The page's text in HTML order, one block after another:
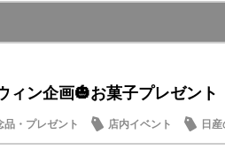
ィン企画🎃お菓子プレゼント
品・プレゼント 店内イベント 日